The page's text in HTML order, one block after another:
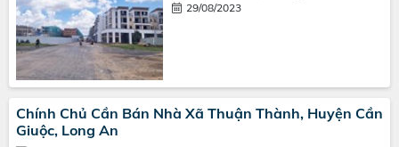
29/08/2023
Chính Chủ Cần Bán Nhà Xã Thuận Thành, Huyện Cần
Giuộc, Long An